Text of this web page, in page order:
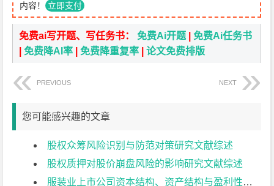
内容！ 立即支付
免费ai写开题、写任务书：免费Ai开题 |免费Ai任务书
|免费降AI率 |免费降重复率 |论文免费排版
PREVIOUS NEXT
您可能感兴趣的文章
股权众筹风险识别与防范对策研究文献综述
股权质押对股价崩盘风险的影响研究文献综述
服装业上市公司资本结构、资产结构与盈利性分析文献综述